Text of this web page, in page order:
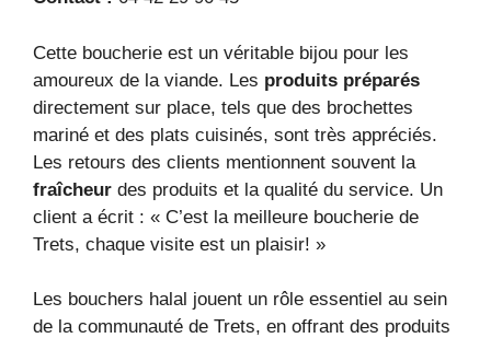
Cette boucherie est un véritable bijou pour les
amoureux de la viande. Les produits préparés
directement sur place, tels que des brochettes
mariné et des plats cuisinés, sont très appréciés.
Les retours des clients mentionnent souvent la
fraîcheur des produits et la qualité du service. Un
client a écrit : « C’est la meilleure boucherie de
Trets, chaque visite est un plaisir! »
Les bouchers halal jouent un rôle essentiel au sein
de la communauté de Trets, en offrant des produits